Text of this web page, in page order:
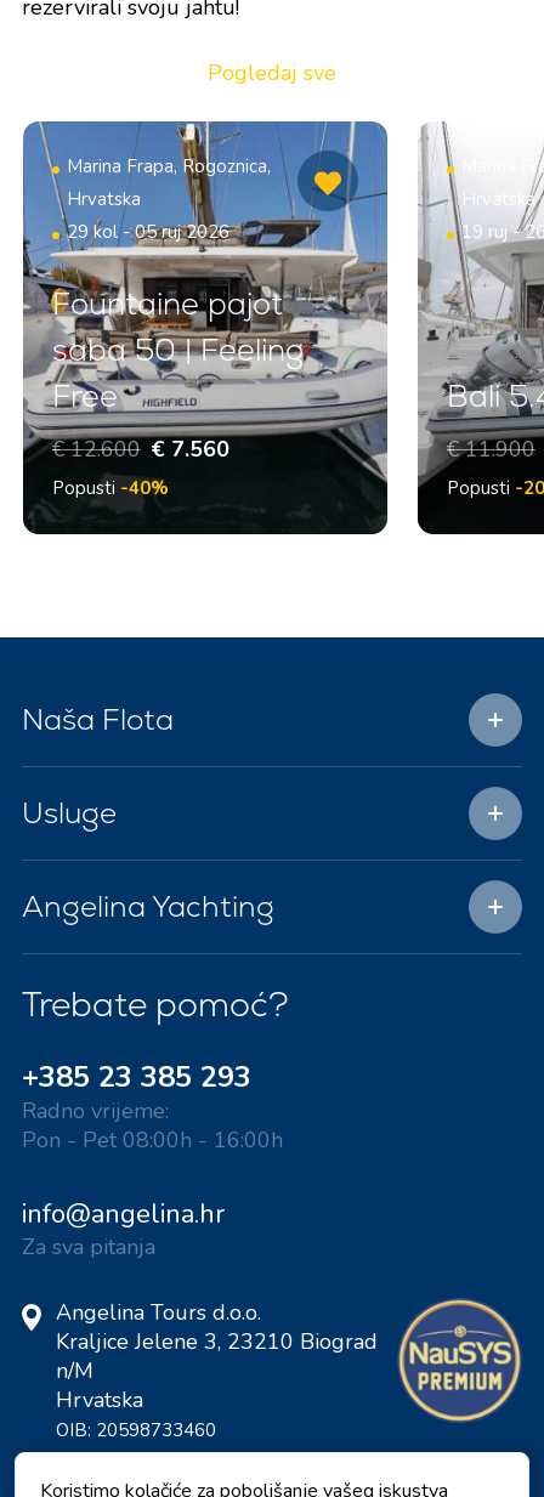
rezervirali svoju jahtu!
Pogledaj sve
Marina Frapa, Rogoznica,
Hrvatska
29 kol - 05 ruj 2026
Fountaine pajot
saba 50 | Feeling
Free
€ 12.600 € 7.560
Popusti -40%
Marina
Hrvatska
19 ruj -
Bali
€ 11.900
Popusti -
Naša Flota
Usluge
Angelina Yachting
Trebate pomoć?
+385 23 385 293
Radno vrijeme:
Pon - Pet 08:00h - 16:00h
info@angelina.hr
Za sva pitanja
Angelina Tours d.o.o.
Kraljice Jelene 3, 23210 Biograd
n/M
Hrvatska
OIB: 20598733460
ID: HR-AB-23-060130534, MB:
0650676
Koristimo kolačiće za poboljšanje vašeg iskustva